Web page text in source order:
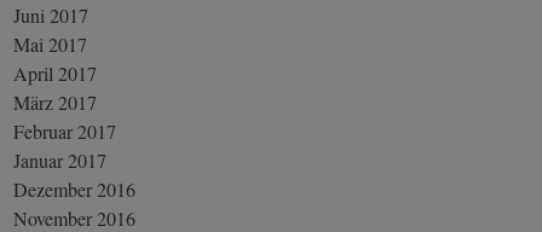
Juni 2017
Mai 2017
April 2017
März 2017
Februar 2017
Januar 2017
Dezember 2016
November 2016